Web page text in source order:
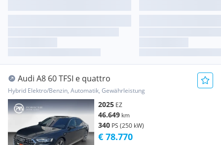
Audi A8 60 TFSI e quattro
Hybrid Elektro/Benzin, Automatik, Gewährleistung
2025 EZ
46.649 km
340 PS (250 kW)
€ 78.770